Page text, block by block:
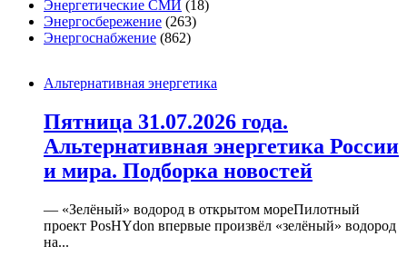
Энергетические СМИ (18)
Энергосбережение (263)
Энергоснабжение (862)
Альтернативная энергетика
Пятница 31.07.2026 года.
Альтернативная энергетика России
и мира. Подборка новостей
— «Зелёный» водород в открытом мореПилотный
проект PosHYdon впервые произвёл «зелёный» водород
на...